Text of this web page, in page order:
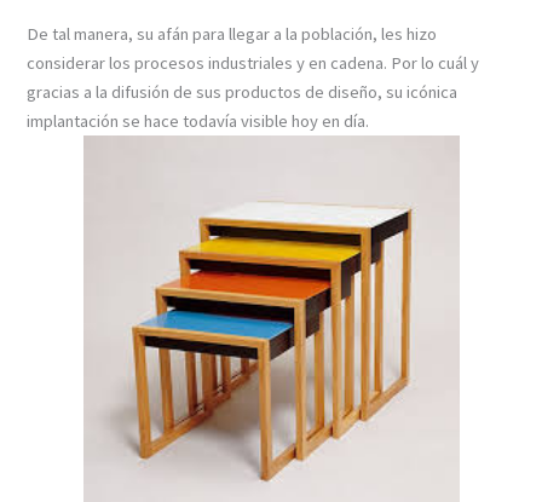
De tal manera, su afán para llegar a la población, les hizo
considerar los procesos industriales y en cadena. Por lo cuál y
gracias a la difusión de sus productos de diseño, su icónica
implantación se hace todavía visible hoy en día.